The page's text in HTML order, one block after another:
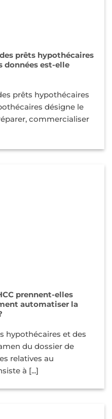
prêts hypothécaires
données est-elle
prêts hypothécaires
désigne le
commercialiser
prennent-elles
automatiser la
hypothécaires et des
du dossier de
relatives au
à [...]